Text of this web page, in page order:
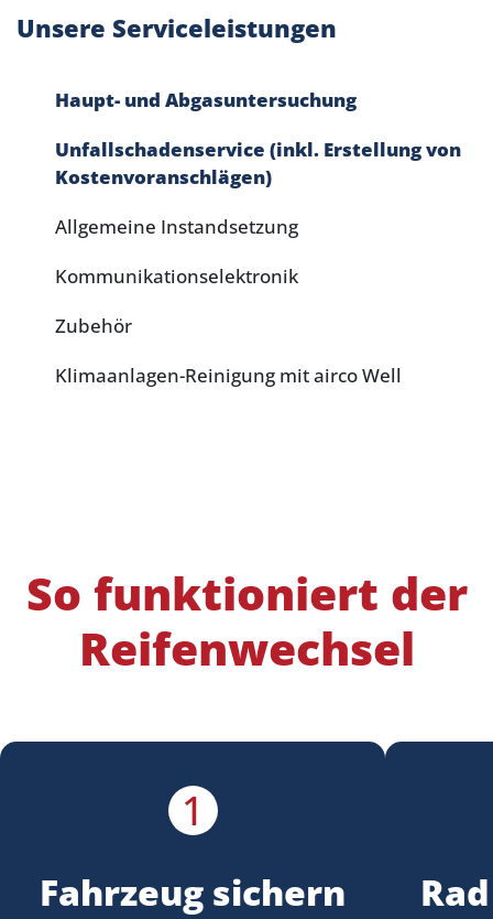
Unsere Serviceleistungen
Haupt- und Abgasuntersuchung
Unfallschadenservice (inkl. Erstellung von
Kostenvoranschlägen)
Allgemeine Instandsetzung
Kommunikationselektronik
Zubehör
Klimaanlagen-Reinigung mit airco Well
So funktioniert der
Reifenwechsel
1
Fahrzeug sichern